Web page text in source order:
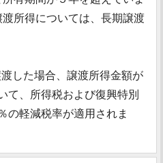
所得については、長期譲渡
した場合、譲渡所得金額が
て、所得税および復興特別
の軽減税率が適用されま